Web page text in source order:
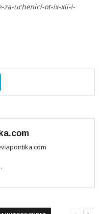
za-uchenici-ot-ix-xii-i-